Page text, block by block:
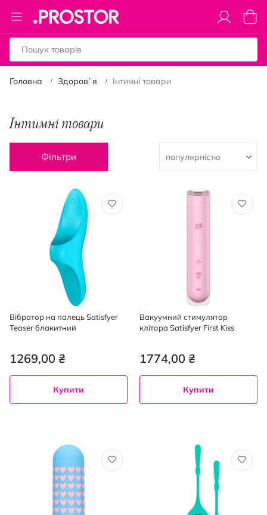
Toggle
Nav
Кошик
Головна Здоров`я Інтимні товари
Інтимні товари
Фільтри
Вібратор на палець Satisfyer
Teaser блакитний
1269,00 ₴
Купити
Вакуумний стимулятор
клітора Satisfyer First Kiss
1774,00 ₴
Купити